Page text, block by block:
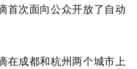
首次面向公众开放了自动
在成都和杭州两个城市上